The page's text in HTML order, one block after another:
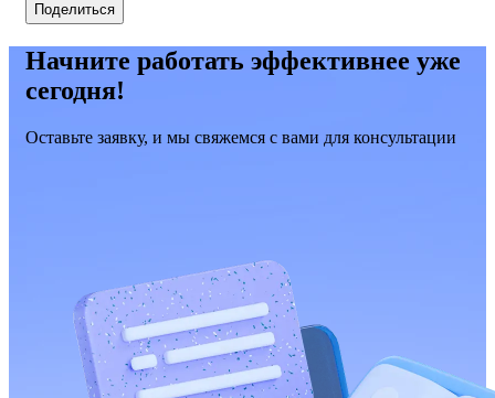
Поделиться
Начните работать эффективнее уже
сегодня!
Оставьте заявку, и мы свяжемся с вами для консультации